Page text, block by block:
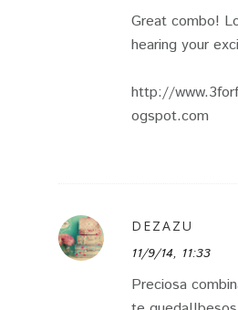
Great combo!
hearing your
http://
ogspot.com
DEZAZU
11/9/14, 11:33
Preciosa